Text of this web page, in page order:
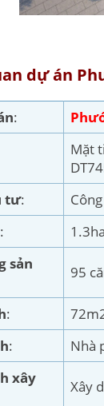
dự án
:
Mặt
tư:
:
sản
95
:
:
Nhà
xây
Xây